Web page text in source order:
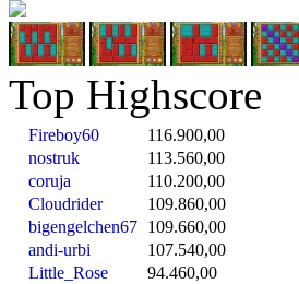
Top Highscore
Fireboy60
116.900,00
nostruk
113.560,00
coruja
110.200,00
Cloudrider
109.860,00
bigengelchen67 109.660,00
andi-urbi
107.540,00
Little_Rose
94.460,00